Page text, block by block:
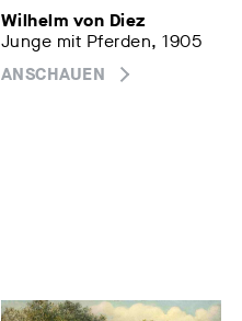
Wilhelm von Diez
Junge mit Pferden, 1905
ANSCHAUEN